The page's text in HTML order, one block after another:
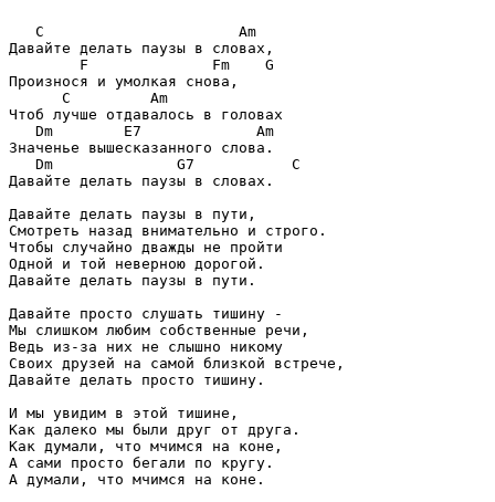
   С                      Аm
Давайте делать паузы в словах,
        F	       Fm    G
Произнося и умолкая снова,
      С         Am
Чтоб лучше отдавалось в головах
   Dm	     E7             Am
Значенье вышесказанного слова.
   Dm	           G7	        С
Давайте делать паузы в словах.
Давайте делать паузы в пути,
Смотреть назад внимательно и строго.
Чтобы случайно дважды не пройти
Одной и той неверною дорогой.
Давайте делать паузы в пути.
Давайте просто слушать тишину -
Мы слишком любим собственные речи,
Ведь из-за них не слышно никому
Своих друзей на самой близкой встрече,
Давайте делать просто тишину.
И мы увидим в этой тишине,
Как далеко мы были друг от друга.
Как думали, что мчимся на коне,
А сами просто бегали по кругу.
А думали, что мчимся на коне.